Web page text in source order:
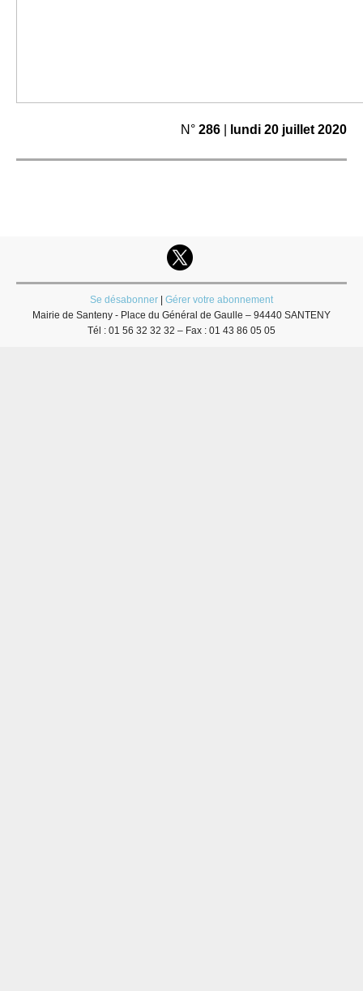
N° 286 lundi 20 juillet 2020
Se désabonner
Gérer votre abonnement
Mairie de Santeny - Place du Général de Gaulle – 94440 SANTENY
Tél : 01 56 32 32 32 – Fax : 01 43 86 05 05